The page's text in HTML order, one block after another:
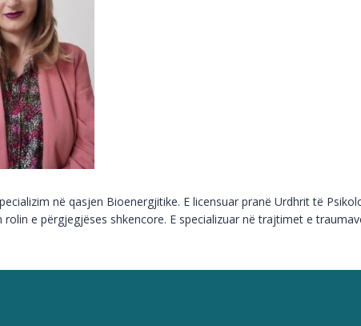
në qasjen Bioenergjitike. E licensuar pranë Urdhrit të
e përgjegjëses shkencore. E specializuar në trajtimet e